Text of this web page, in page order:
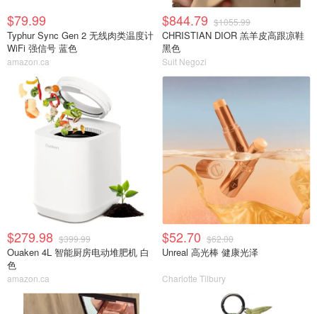
$79.99
Typhur Sync Gen 2 无线肉类温度计
WiFi 强信号 蓝色
amazon.ca
$844.79 $1055.99
CHRISTIAN DIOR 羔羊皮高跟凉鞋
黑色
Suit Negozi
$279.98 $399.99
Ouaken 4L 智能厨房电动堆肥机 白
色
amazon.ca
$52.70 $62.00
Unreal 高光棒 健康光泽
Charlotte Tilbury